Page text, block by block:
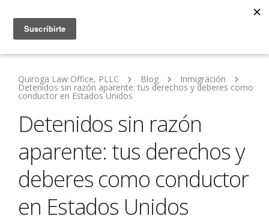
Quiroga Law Office, PLLC Blog Inmigración
Detenidos sin razón aparente: tus derechos y deberes como
conductor en Estados Unidos
Detenidos sin razón
aparente: tus derechos y
deberes como conductor
en Estados Unidos